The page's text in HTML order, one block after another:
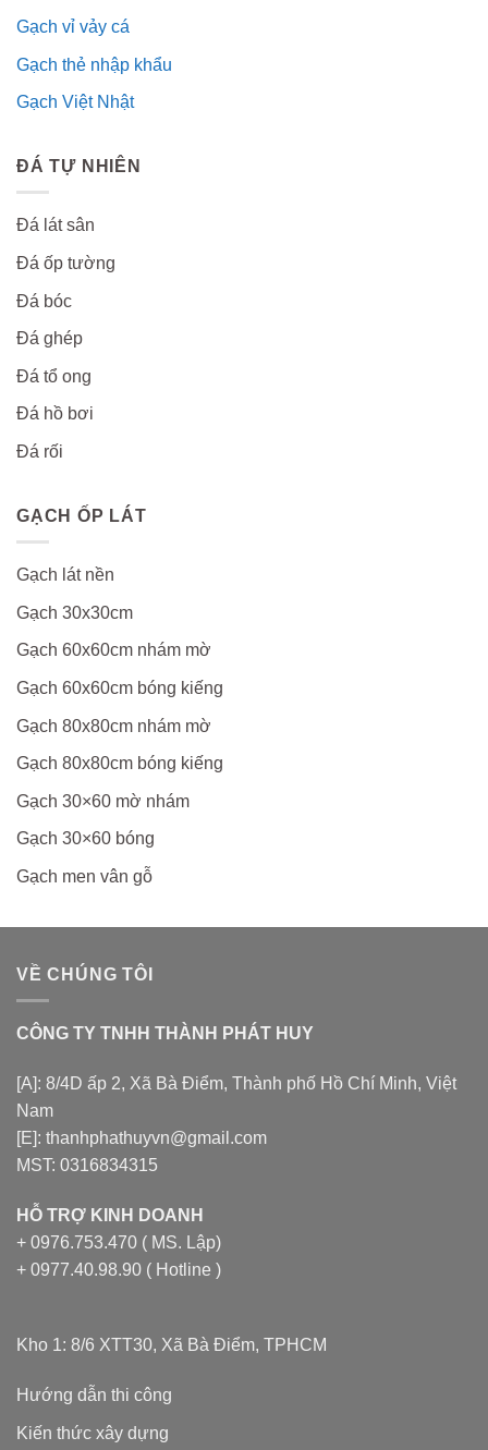
Gạch vỉ vảy cá
Gạch thẻ nhập khẩu
Gạch Việt Nhật
ĐÁ TỰ NHIÊN
Đá lát sân
Đá ốp tường
Đá bóc
Đá ghép
Đá tổ ong
Đá hồ bơi
Đá rối
GẠCH ỐP LÁT
Gạch lát nền
Gạch 30x30cm
Gạch 60x60cm nhám mờ
Gạch 60x60cm bóng kiếng
Gạch 80x80cm nhám mờ
Gạch 80x80cm bóng kiếng
Gạch 30×60 mờ nhám
Gạch 30×60 bóng
Gạch men vân gỗ
VỀ CHÚNG TÔI
CÔNG TY TNHH THÀNH PHÁT HUY
[A]: 8/4D ấp 2, Xã Bà Điểm, Thành phố Hồ Chí Minh, Việt
Nam
[E]: thanhphathuyvn@gmail.com
MST: 0316834315
HỖ TRỢ KINH DOANH
+ 0976.753.470 ( MS. Lập)
+ 0977.40.98.90 ( Hotline )
Kho 1: 8/6 XTT30, Xã Bà Điểm, TPHCM
Hướng dẫn thi công
Kiến thức xây dựng